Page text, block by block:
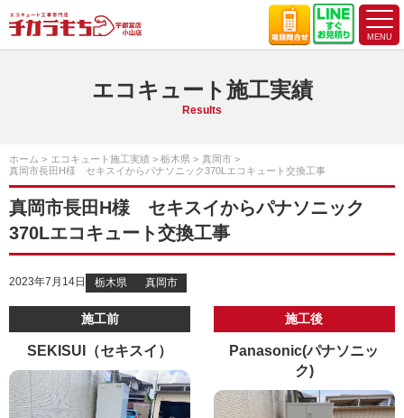
エコキュート施工実績
Results
ホーム エコキュート施工実績 栃木県
真岡市
真岡市長田H様 セキスイからパナソニック370Lエコキュート交換工事
真岡市長田H様 セキスイからパナソニック
370Lエコキュート交換工事
2023年7月14日 栃木県 真岡市
施工前
SEKISUI（セキスイ）
施工後
Panasonic(パナソニッ
ク)